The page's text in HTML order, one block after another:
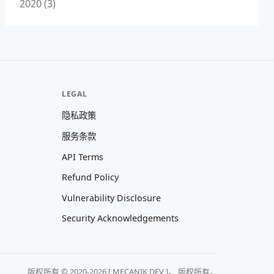
2020 (3)
LEGAL
隐私政策
服务条款
API Terms
Refund Policy
Vulnerability Disclosure
Security Acknowledgements
版权所有 © 2020-2026 [ MECANIK DEV ]。 版权所有。